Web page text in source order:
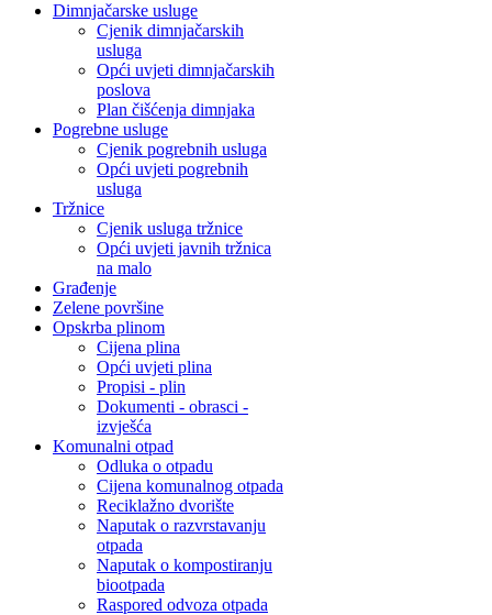
Dimnjačarske usluge
Cjenik dimnjačarskih
usluga
Opći uvjeti dimnjačarskih
poslova
Plan čišćenja dimnjaka
Pogrebne usluge
Cjenik pogrebnih usluga
Opći uvjeti pogrebnih
usluga
Tržnice
Cjenik usluga tržnice
Opći uvjeti javnih tržnica
na malo
Građenje
Zelene površine
Opskrba plinom
Cijena plina
Opći uvjeti plina
Propisi - plin
Dokumenti - obrasci -
izvješća
Komunalni otpad
Odluka o otpadu
Cijena komunalnog otpada
Reciklažno dvorište
Naputak o razvrstavanju
otpada
Naputak o kompostiranju
biootpada
Raspored odvoza otpada